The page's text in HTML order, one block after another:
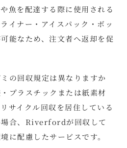
魚を配達する際に使用される
イナー・アイスパック・ボッ
能なため、注文者へ返却を促
の回収規定は異なりますか
プラスチックまたは紙素材
サイクル回収を居住している
場合、Riverfordが回収して
に配慮したサービスです。